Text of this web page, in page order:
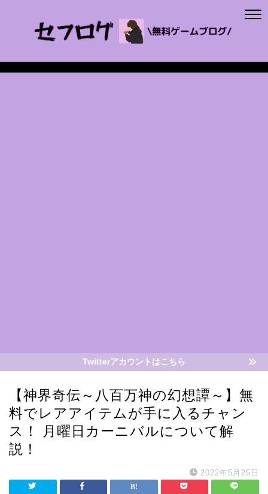
Twitterアカウントはこちら
【神界奇伝～八百万神の幻想譚～】無
料でレアアイテムが手に入るチャン
ス！ 月曜日カーニバルについて解
説！
2022年5月25日